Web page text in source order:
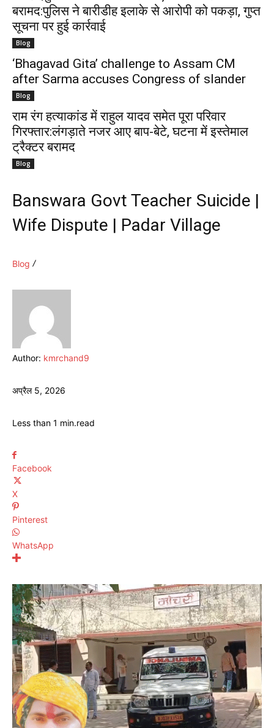
बरामद:पुलिस ने बारीडीह इलाके से आरोपी को पकड़ा, गुप्त
सूचना पर हुई कार्रवाई
Blog
‘Bhagavad Gita’ challenge to Assam CM
after Sarma accuses Congress of slander
Blog
राम रंग हत्याकांड में राहुल यादव समेत पूरा परिवार
गिरफ्तार:लंगड़ाते नजर आए बाप-बेटे, घटना में इस्तेमाल
ट्रैक्टर बरामद
Blog
Banswara Govt Teacher Suicide |
Wife Dispute | Padar Village
Blog
Author: kmrchand9
अप्रैल 5, 2026
Less than 1 min.read
Facebook
X
Pinterest
WhatsApp